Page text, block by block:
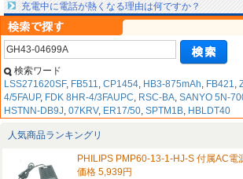
充電中に電話が熱くなる理由は何ですか？
検索ワード
LSS271620SF, FB511, CP1454, HB3-875mAh, FB421,
4/5FAUP, FDK 8HR-4/3FAUPC, RSC-BA, SANYO 5N-
HSTNN-DB9J, 07KRV, ER17/50, SPTM1B, HBLDT40
人気商品ランキングリ
PHILIPS PMP60-13-1-HJ-S 付属AC電
価格 5,939円